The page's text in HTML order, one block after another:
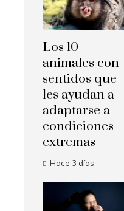
Los 10
animales con
sentidos que
les ayudan a
adaptarse a
condiciones
extremas
Hace 3 días